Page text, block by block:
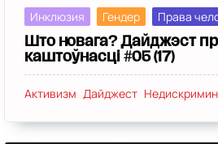
Инклюзия Гендер Права
Што новага? Дайджэст
каштоўнасці #05 (17)
Активизм Дайджест